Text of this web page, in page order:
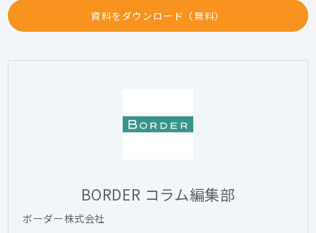
資料をダウンロード（無料）
BORDER コラム編集部
ボーダー株式会社